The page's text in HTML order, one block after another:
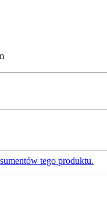
tego produktu.